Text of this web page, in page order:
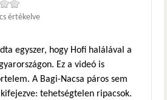
értékelve
egyszer, hogy Hofi halálával a
Ez a videó is
A Bagi-Nacsa páros sem
tehetségtelen ripacsok.